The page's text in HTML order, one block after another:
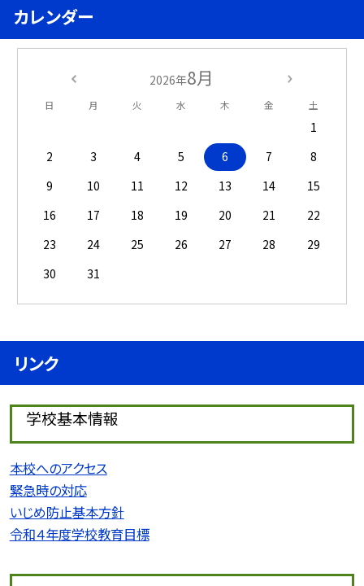
カレンダー
2026年8月
日 月 火 水 木 金 土
1
2
3 4 5 6 7
8
9
10 11 12 13 14
15
16
17 18 19 20 21
22
23
24 25 26 27 28
29
30
31
リンク
学校基本情報
本校へのアクセス
緊急時の対応
いじめ防止基本方針
令和４年度学校教育目標